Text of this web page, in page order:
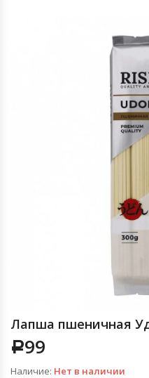
Лапша пшеничная
Р99
Наличие: Нет в наличии